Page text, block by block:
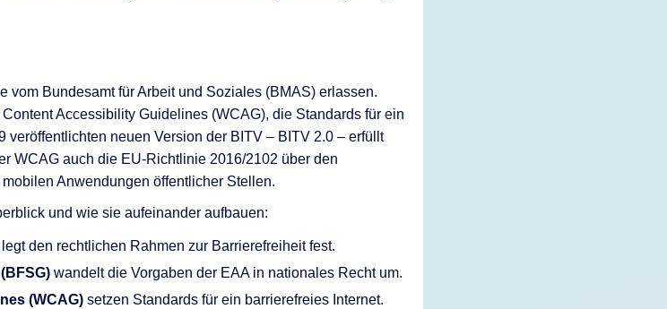
vom Bundesamt für Arbeit und Soziales (BMAS) erlassen.
Accessibility Guidelines (WCAG), die Standards für ein
veröffentlichten neuen Version der BITV – BITV 2.0 – erfüllt
WCAG auch die EU-Richtlinie 2016/2102 über den
Anwendungen öffentlicher Stellen.
und wie sie aufeinander aufbauen:
legt den rechtlichen Rahmen zur Barrierefreiheit fest.
wandelt die Vorgaben der EAA in nationales Recht um.
(WCAG) setzen Standards für ein barrierefreies Internet.